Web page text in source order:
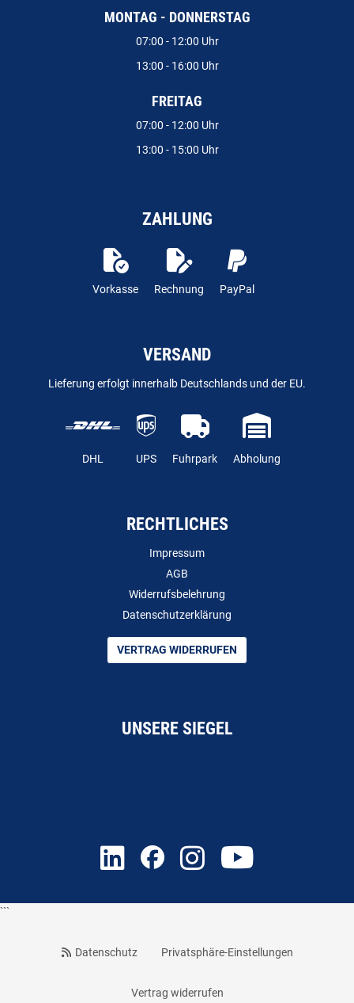
MONTAG - DONNERSTAG
07:00 - 12:00 Uhr
13:00 - 16:00 Uhr
FREITAG
07:00 - 12:00 Uhr
13:00 - 15:00 Uhr
ZAHLUNG
Vorkasse Rechnung PayPal
VERSAND
Lieferung erfolgt innerhalb Deutschlands und der EU.
DHL UPS Fuhrpark Abholung
RECHTLICHES
Impressum
AGB
Widerrufsbelehrung
Datenschutzerklärung
VERTRAG WIDERRUFEN
UNSERE SIEGEL
```
Datenschutz Privatsphäre-Einstellungen
Vertrag widerrufen